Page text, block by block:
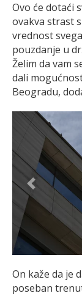
Ovo će dotaći
ovakva strast
vrednost
pouzdanje u
Želim da vam
dali
Beogradu,
Previous
On kaže da je
poseban